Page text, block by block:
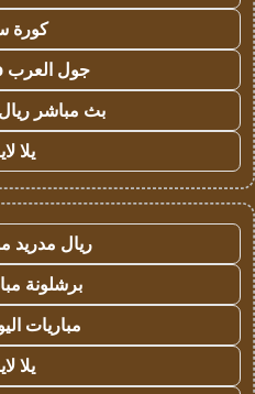
كورة
جول العرب goalarab
بث مباشر
يلا
ريال مدريد
برشلونة
مباريات
يلا